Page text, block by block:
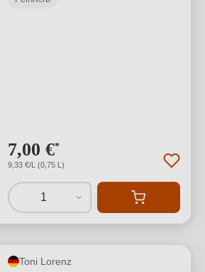
7,00 €*
9,33 €/L (0,75 L)
1
Toni Lorenz